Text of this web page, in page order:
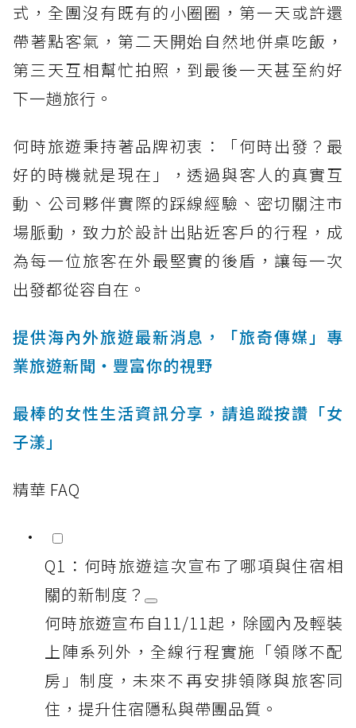
式，全團沒有既有的小圈圈，第一天或許還
帶著點客氣，第二天開始自然地併桌吃飯，
第三天互相幫忙拍照，到最後一天甚至約好
下一趟旅行。
何時旅遊秉持著品牌初衷：「何時出發？最
好的時機就是現在」，透過與客人的真實互
動、公司夥伴實際的踩線經驗、密切關注市
場脈動，致力於設計出貼近客戶的行程，成
為每一位旅客在外最堅實的後盾，讓每一次
出發都從容自在。
提供海內外旅遊最新消息，「旅奇傳媒」專
業旅遊新聞‧豐富你的視野
最棒的女性生活資訊分享，請追蹤按讚「女
子漾」
精華 FAQ
Q1：何時旅遊這次宣布了哪項與住宿相
關的新制度？
何時旅遊宣布自11/11起，除國內及輕裝
上陣系列外，全線行程實施「領隊不配
房」制度，未來不再安排領隊與旅客同
住，提升住宿隱私與帶團品質。